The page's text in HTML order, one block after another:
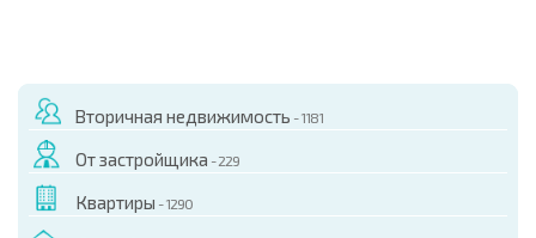
Вторичная недвижимость - 1181
От застройщика - 229
Квартиры - 1290